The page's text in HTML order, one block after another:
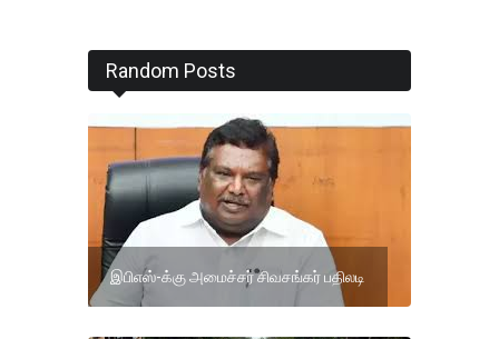
Random Posts
இபிஎஸ்-க்கு அமைச்சர் சிவசங்கர் பதிலடி